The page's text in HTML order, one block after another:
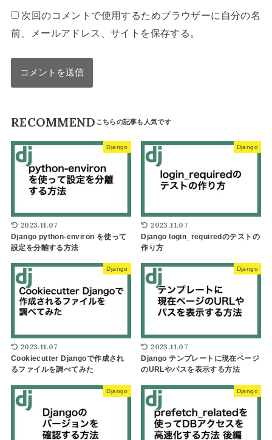
次回のコメントで使用するためブラウザーに自分の名
前、メールアドレス、サイトを保存する。
RECOMMEND
Django
2023.11.07
Django python-environ を使って
設定を分離する方法
Django
2023.11.07
Django login_requiredのテストの
作り方
Django
2023.11.07
Cookiecutter Djangoで作成され
るファイルを調べてみた
Django
2023.11.07
Django テンプレートに現在ページ
のURLやパスを表示する方法
Django Django